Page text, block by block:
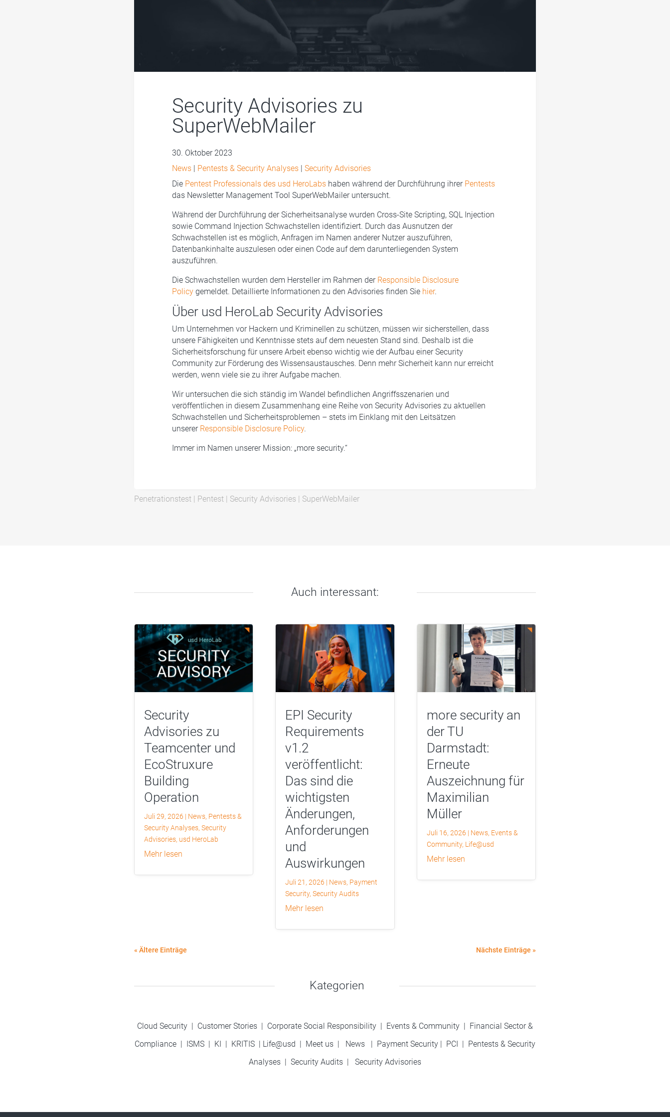
Security Advisories zu
SuperWebMailer
30. Oktober 2023
News| Pentests & Security Analyses| Security Advisories
Die Pentest Professionals des usd HeroLabshaben während der Durchführung ihrer Pentests
das Newsletter Management Tool SuperWebMailer untersucht.
Während der Durchführung der Sicherheitsanalyse wurden Cross-Site Scripting, SQL Injection
sowie Command Injection Schwachstellen identifiziert. Durch das Ausnutzen der
Schwachstellen ist es möglich, Anfragen im Namen anderer Nutzer auszuführen,
Datenbankinhalte auszulesen oder einen Code auf dem darunterliegenden System
auszuführen.
Die Schwachstellen wurden dem Hersteller im Rahmen der Responsible Disclosure
Policygemeldet. Detaillierte Informationen zu den Advisories finden Sie hier.
Über usd HeroLab Security Advisories
Um Unternehmen vor Hackern und Kriminellen zu schützen, müssen wir sicherstellen, dass
unsere Fähigkeiten und Kenntnisse stets auf dem neuesten Stand sind. Deshalb ist die
Sicherheitsforschung für unsere Arbeit ebenso wichtig wie der Aufbau einer Security
Community zur Förderung des Wissensaustausches. Denn mehr Sicherheit kann nur erreicht
werden, wenn viele sie zu ihrer Aufgabe machen.
Wir untersuchen die sich ständig im Wandel befindlichen Angriffsszenarien und
veröffentlichen in diesem Zusammenhang eine Reihe von Security Advisories zu aktuellen
Schwachstellen und Sicherheitsproblemen – stets im Einklang mit den Leitsätzen
unserer Responsible Disclosure Policy.
Immer im Namen unserer Mission: „more security.“
Penetrationstest| Pentest| Security Advisories SuperWebMailer
Auch interessant:
Security
Advisories zu
Teamcenter und
EcoStruxure
Building
Operation
Juli 29, 2026 | News, Pentests &
Security Analyses, Security
Advisories, usd HeroLab
mehr lesen
EPI Security
Requirements
v1.2
veröffentlicht:
Das sind die
wichtigsten
Änderungen,
Anforderungen
und
Auswirkungen
Juli 21, 2026 | News, Payment
Security,Security Audits
mehr lesen
more security an
der TU
Darmstadt:
Erneute
Auszeichnung für
Maximilian
Müller
Juli 16, 2026 | News, Events &
Community, Life@usd
mehr lesen
« Ältere Einträge Nächste Einträge »
Kategorien
Cloud Security Customer Stories| Corporate Social Responsibility| Events & Community
Financial Sector &
Compliance| ISMS| KI KRITIS| Life@usd Meet us| News Payment Security| PCI
Pentests & Security
Analyses
Security Audits| Security Advisories